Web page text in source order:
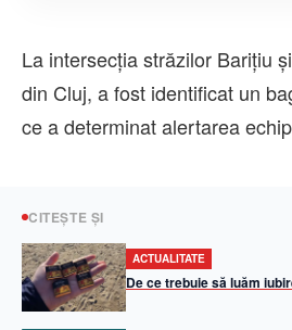
La intersecția străzilor Barițiu
din Cluj, a fost identificat un
ce a determinat alertarea
CITEȘTE ȘI
ACTUALITATE
De ce trebuie să luăm